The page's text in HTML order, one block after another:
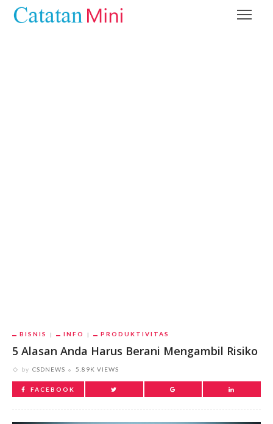
BISNIS INFO PRODUKTIVITAS
5 Alasan Anda Harus Berani Mengambil Risiko
by CSDNEWS 5.89K VIEWS
FACEBOOK